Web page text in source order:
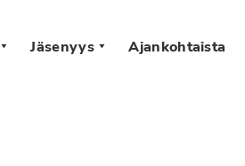
Jäsenyys Ajankohtaista